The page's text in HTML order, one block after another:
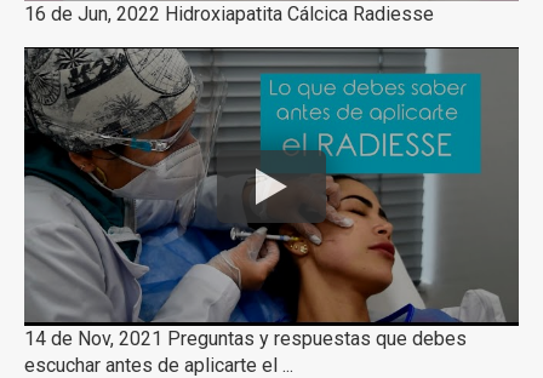
16 de Jun, 2022 Hidroxiapatita Cálcica Radiesse
14 de Nov, 2021 Preguntas y respuestas que debes
escuchar antes de aplicarte el ...